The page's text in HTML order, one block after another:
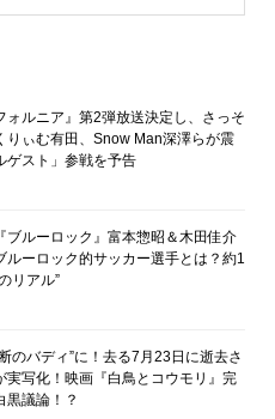
ォルニア』第2弾放送決定し、さっそ
りぃむ有田、Snow Man深澤らが震
ゲスト」参戦を予告
ブルーロック』富本惣昭＆木田佳介
ルーロック的サッカー選手とは？約1
リアル”
のバディ”に！去る7月23日に逝去さ
実写化！映画『白鳥とコウモリ』完
黒議論！？